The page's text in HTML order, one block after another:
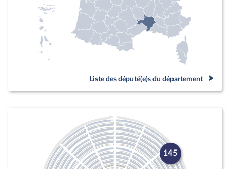
Liste des député(e)s du département
145